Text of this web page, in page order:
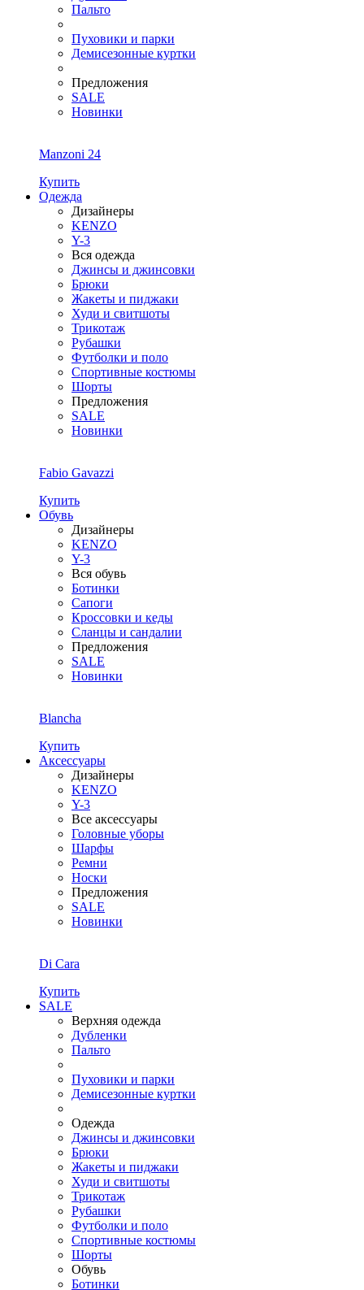
Пальто
Пуховики и парки
Демисезонные куртки
Предложения
SALE
Новинки
Manzoni 24
Купить
Одежда
Дизайнеры
KENZO
Y-3
Вся одежда
Джинсы и джинсовки
Брюки
Жакеты и пиджаки
Худи и свитшоты
Трикотаж
Рубашки
Футболки и поло
Спортивные костюмы
Шорты
Предложения
SALE
Новинки
Fabio Gavazzi
Купить
Обувь
Дизайнеры
KENZO
Y-3
Вся обувь
Ботинки
Сапоги
Кроссовки и кеды
Сланцы и сандалии
Предложения
SALE
Новинки
Blancha
Купить
Аксессуары
Дизайнеры
KENZO
Y-3
Все аксессуары
Головные уборы
Шарфы
Ремни
Носки
Предложения
SALE
Новинки
Di Cara
Купить
SALE
Верхняя одежда
Дубленки
Пальто
Пуховики и парки
Демисезонные куртки
Одежда
Джинсы и джинсовки
Брюки
Жакеты и пиджаки
Худи и свитшоты
Трикотаж
Рубашки
Футболки и поло
Спортивные костюмы
Шорты
Обувь
Ботинки